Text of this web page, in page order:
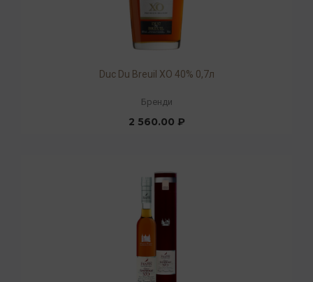
Duc Du Breuil XO 40% 0,7л
Бренди
2 560.00 ₽